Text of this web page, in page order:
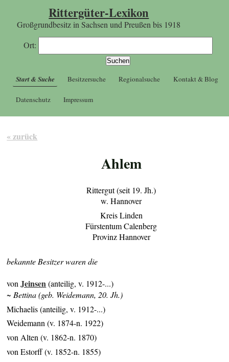
Rittergüter-Lexikon
Großgrundbesitz in Sachsen und Preußen bis 1918
Ort:
Start & Suche Besitzersuche Regionalsuche Kontakt & Blog
Datenschutz Impressum
« zurück
Ahlem
Rittergut (seit 19. Jh.)
w. Hannover
Kreis Linden
Fürstentum Calenberg
Provinz Hannover
bekannte Besitzer waren die
vonJeinsen(anteilig, v. 1912-...)
~ Bettina (geb. Weidemann, 20. Jh.)
Michaelis (anteilig, v. 1912-...)
Weidemann (v. 1874-n. 1922)
von Alten (v. 1862-n. 1870)
von Estorff (v. 1852-n. 1855)